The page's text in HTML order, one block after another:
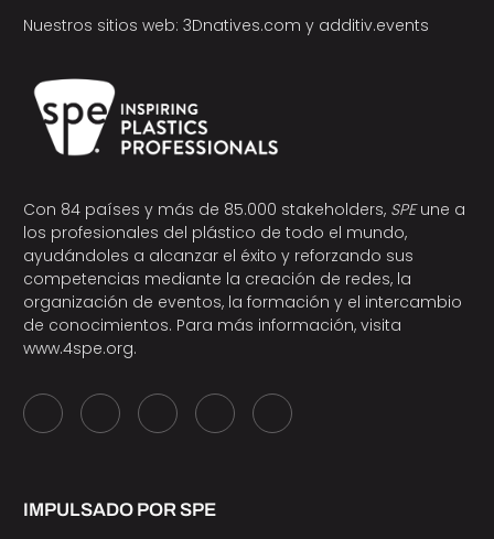
Nuestros sitios web: 3Dnatives.com y additiv.events
Con 84 países y más de 85.000 stakeholders, SPEune a
los profesionales del plástico de todo el mundo,
ayudándoles a alcanzar el éxito y reforzando sus
competencias mediante la creación de redes, la
organización de eventos, la formación y el intercambio
de conocimientos. Para más información, visita
www.4spe.org.
IMPULSADO POR SPE